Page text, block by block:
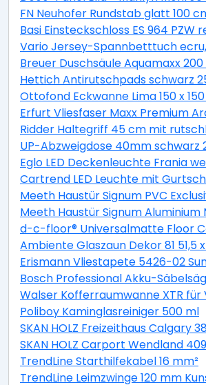
FN Neuhofer Rundstab glatt 100
Basi Einsteckschloss ES 964 PZW
Vario Jersey-Spannbetttuch ecru,
Breuer Duschsäule Aquamaxx
Hettich Antirutschpads schwarz
Ottofond Eckwanne Lima 150 x
Erfurt Vliesfaser Maxx Premium
Ridder Haltegriff 45 cm mit
UP-Abzweigdose 40mm schwarz
Eglo LED Deckenleuchte Frania
Cartrend LED Leuchte mit
Meeth Haustür Signum PVC
Meeth Haustür Signum
d-c-floor® Universalmatte Floor
Ambiente Glaszaun Dekor 81
Erismann Vliestapete 5426-02
Bosch Professional Akku-
Walser Kofferraumwanne XTR
Poliboy Kaminglasreiniger 500 ml
SKAN HOLZ Freizeithaus Calgary
SKAN HOLZ Carport Wendland
TrendLine Starthilfekabel 16 mm²
TrendLine Leimzwinge 120 mm